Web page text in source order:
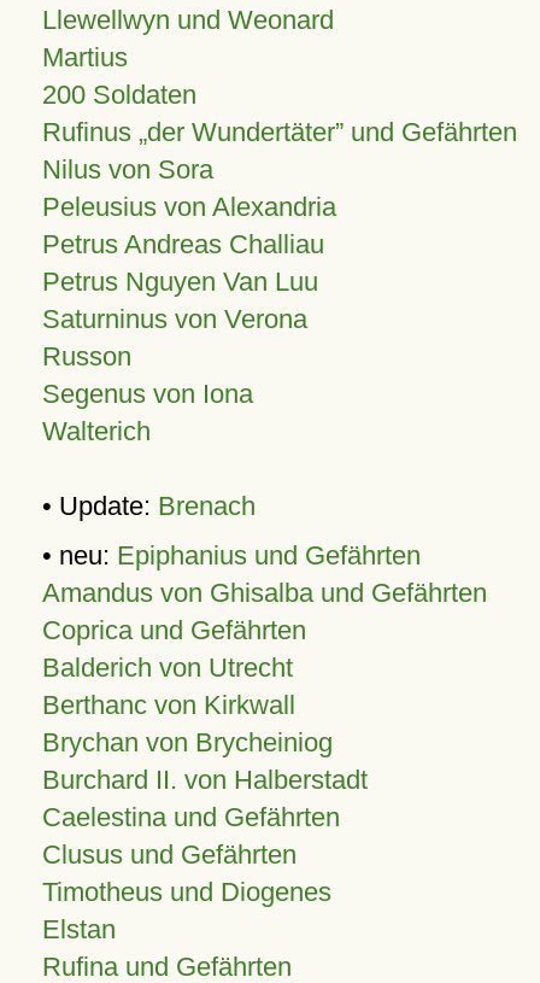
Llewellwyn und Weonard
Martius
200 Soldaten
Rufinus „der Wundertäter” und Gefährten
Nilus von Sora
Peleusius von Alexandria
Petrus Andreas Challiau
Petrus Nguyen Van Luu
Saturninus von Verona
Russon
Segenus von Iona
Walterich
• Update: Brenach
• neu: Epiphanius und Gefährten
Amandus von Ghisalba und Gefährten
Coprica und Gefährten
Balderich von Utrecht
Berthanc von Kirkwall
Brychan von Brycheiniog
Burchard II. von Halberstadt
Caelestina und Gefährten
Clusus und Gefährten
Timotheus und Diogenes
Elstan
Rufina und Gefährten